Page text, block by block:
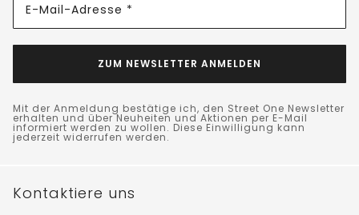
E-Mail-Adresse *
ZUM NEWSLETTER ANMELDEN
Mit der Anmeldung bestätige ich, den Street One Newsletter
erhalten und über Neuheiten und Aktionen per E-Mail
informiert werden zu wollen. Diese Einwilligung kann
jederzeit widerrufen werden.
Kontaktiere uns